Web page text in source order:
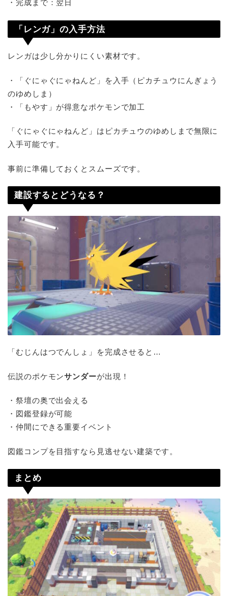
・完成まで：翌日
「レンガ」の入手方法
レンガは少し分かりにくい素材です。
・「ぐにゃぐにゃねんど」を入手（ピカチュウにんぎょう
のゆめしま）
・「もやす」が得意なポケモンで加工
「ぐにゃぐにゃねんど」はピカチュウのゆめしまで無限に
入手可能です。
事前に準備しておくとスムーズです。
建設するとどうなる？
「むじんはつでんしょ」を完成させると…
伝説のポケモンサンダーが出現！
・祭壇の奥で出会える
・図鑑登録が可能
・仲間にできる重要イベント
図鑑コンプを目指すなら見逃せない建築です。
まとめ